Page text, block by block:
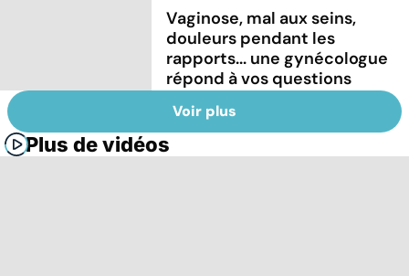
Vaginose, mal aux seins,
douleurs pendant les
rapports... une gynécologue
répond à vos questions
Voir plus
Plus de vidéos